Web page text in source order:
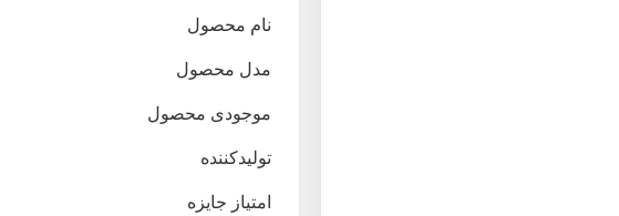
نام محصول
مدل محصول
موجودی محصول
تولیدکننده
امتیاز جایزه